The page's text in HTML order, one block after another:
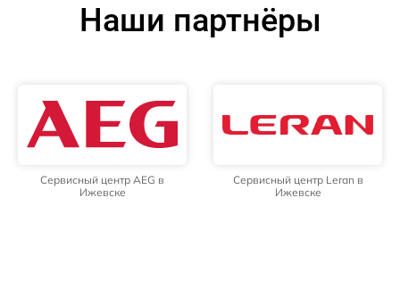
Наши партнёры
Сервисный центр AEG в
Ижевске
Сервисный центр Leran в
Ижевске